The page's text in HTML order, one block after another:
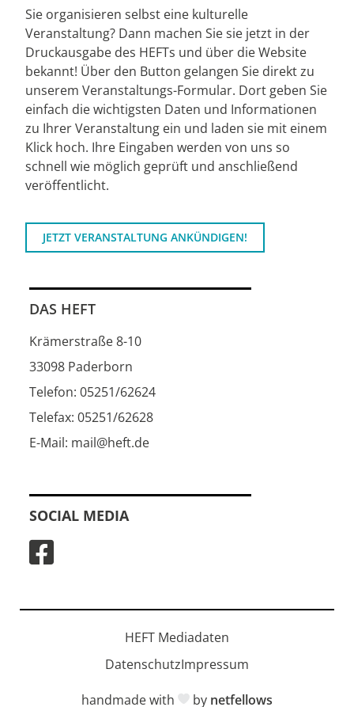
Sie organisieren selbst eine kulturelle
Veranstaltung? Dann machen Sie sie jetzt in der
Druckausgabe des HEFTs und über die Website
bekannt! Über den Button gelangen Sie direkt zu
unserem Veranstaltungs-Formular. Dort geben Sie
einfach die wichtigsten Daten und Informationen
zu Ihrer Veranstaltung ein und laden sie mit einem
Klick hoch. Ihre Eingaben werden von uns so
schnell wie möglich geprüft und anschließend
veröffentlicht.
JETZT VERANSTALTUNG ANKÜNDIGEN!
DAS HEFT
Krämerstraße 8-10
33098 Paderborn
Telefon: 05251/62624
Telefax: 05251/62628
E-Mail: mail@heft.de
SOCIAL MEDIA
HEFT Mediadaten
DatenschutzImpressum
handmade with by netfellows